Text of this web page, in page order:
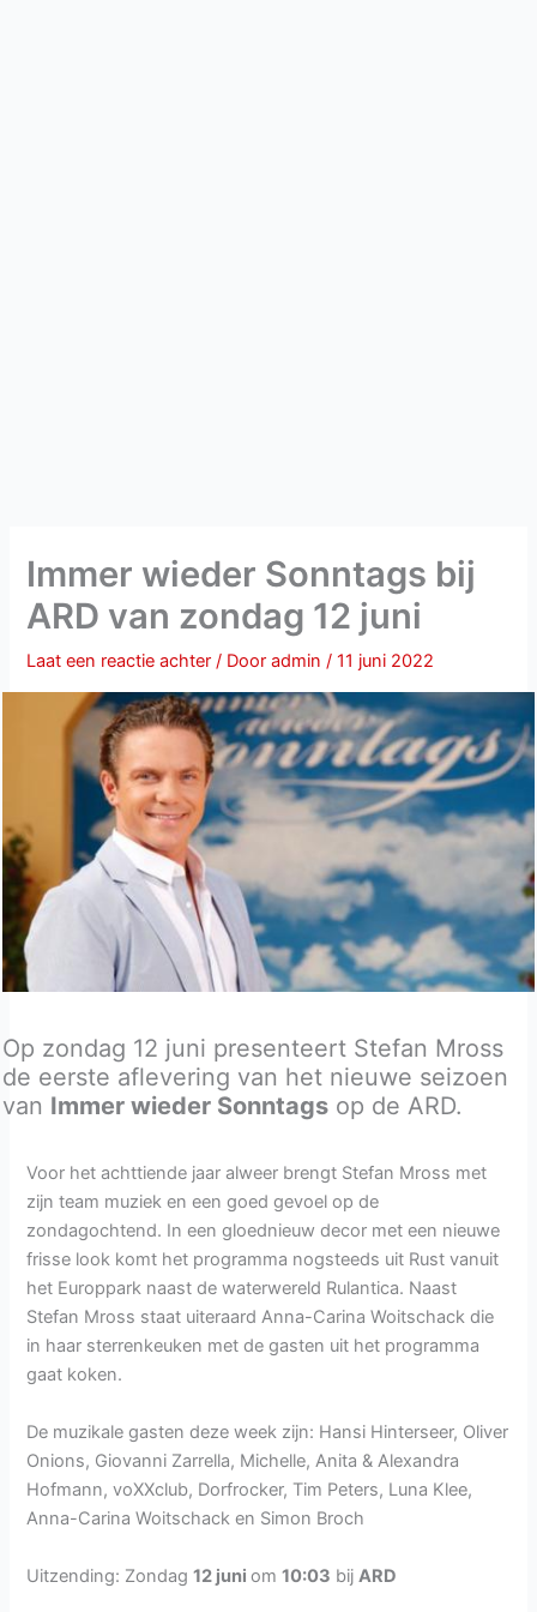
Immer wieder Sonntags bij
ARD van zondag 12 juni
Laat een reactie achter / Dooradmin/11 juni 2022
Op zondag 12 juni presenteert Stefan Mross
de eerste aflevering van het nieuwe seizoen
van Immer wieder Sonntags op de ARD.
Voor het achttiende jaar alweer brengt Stefan Mross met
zijn team muziek en een goed gevoel op de
zondagochtend. In een gloednieuw decor met een nieuwe
frisse look komt het programma nogsteeds uit Rust vanuit
het Europpark naast de waterwereld Rulantica. Naast
Stefan Mross staat uiteraard Anna-Carina Woitschack die
in haar sterrenkeuken met de gasten uit het programma
gaat koken.
De muzikale gasten deze week zijn: Hansi Hinterseer, Oliver
Onions, Giovanni Zarrella, Michelle, Anita & Alexandra
Hofmann, voXXclub, Dorfrocker, Tim Peters, Luna Klee,
Anna-Carina Woitschack en Simon Broch
Uitzending: Zondag12 juniom10:03 bijARD